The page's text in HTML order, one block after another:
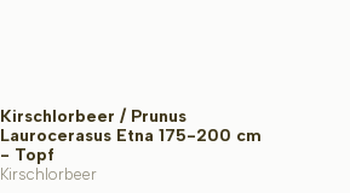
Kirschlorbeer / Prunus
Laurocerasus Etna 175-200 cm
- Topf
Kirschlorbeer